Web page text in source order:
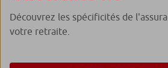
Découvrez les spécificités de
votre retraite.